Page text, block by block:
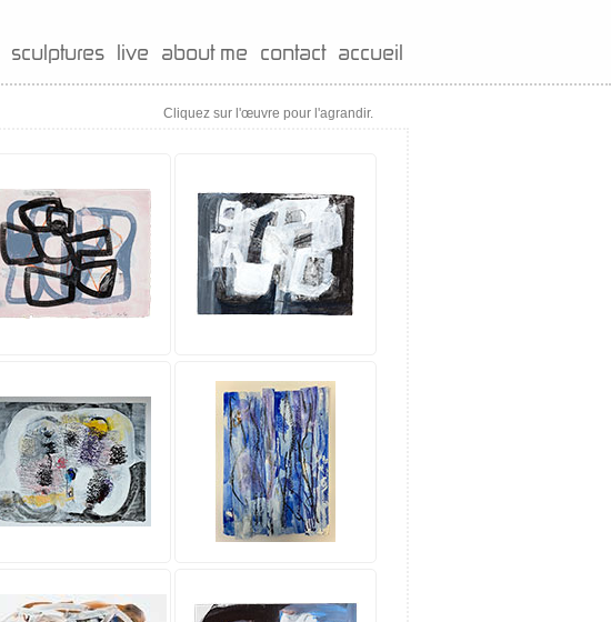
sculptures live about me contact accueil
Cliquez sur l'œuvre pour l'agrandir.